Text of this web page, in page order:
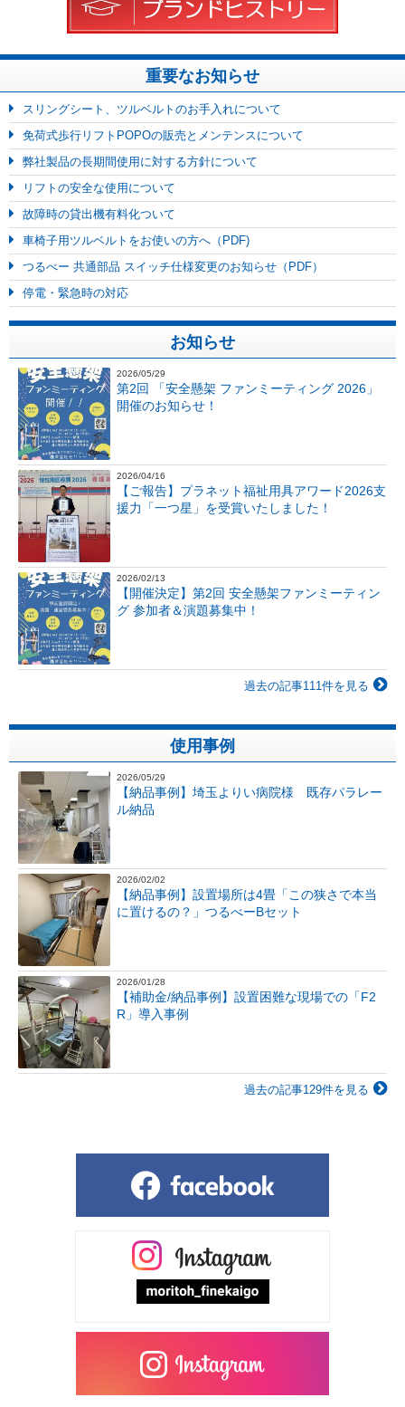
重要なお知らせ
スリングシート、ツルベルトのお手入れについて
免荷式歩行リフトPOPOの販売とメンテンスについて
弊社製品の長期間使用に対する方針について
リフトの安全な使用について
故障時の貸出機有料化ついて
車椅子用ツルベルトをお使いの方へ（PDF)
つるべー 共通部品 スイッチ仕様変更のお知らせ（PDF）
停電・緊急時の対応
お知らせ
2026/05/29
第2回 「安全懸架 ファンミーティング 2026」
開催のお知らせ！
2026/04/16
【ご報告】プラネット福祉用具アワード2026支
援力「一つ星」を受賞いたしました！
2026/02/13
【開催決定】第2回 安全懸架ファンミーティン
グ 参加者＆演題募集中！
過去の記事111件を見る
使用事例
2026/05/29
【納品事例】埼玉よりい病院様 既存パラレー
ル納品
2026/02/02
【納品事例】設置場所は4畳「この狭さで本当
に置けるの？」つるべーBセット
2026/01/28
【補助金/納品事例】設置困難な現場での「F2
R」導入事例
過去の記事129件を見る